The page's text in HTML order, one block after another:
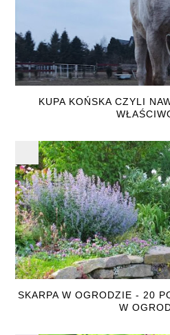
KUPA KOŃSKA CZYLI
SKARPA W OGRODZIE - 20
W